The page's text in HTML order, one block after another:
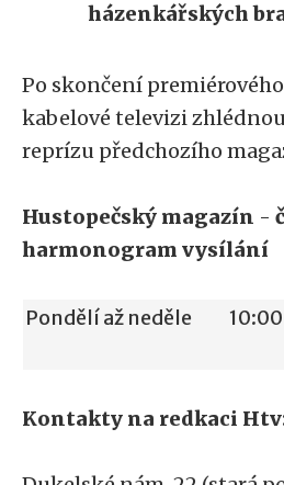
házenkářských
Po skončení
kabelové televizi
reprízu předchozího
Hustopečský magazín -
harmonogram vysílání
Pondělí až neděle
Kontakty na redkaci